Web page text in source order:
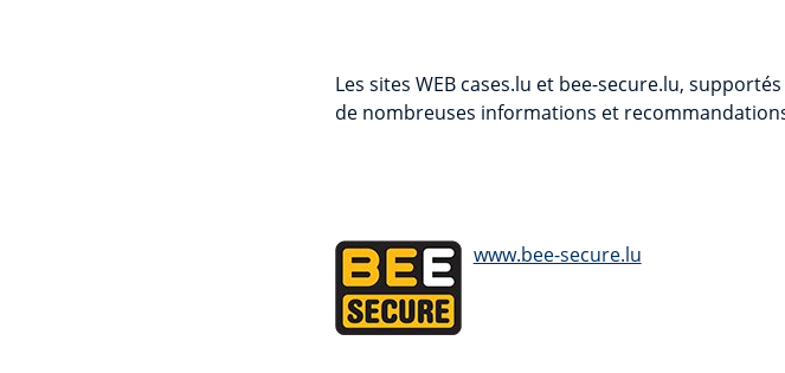
Les sites WEB cases.lu et bee-secure.lu,
de nombreuses informations et
www.bee-secure.lu